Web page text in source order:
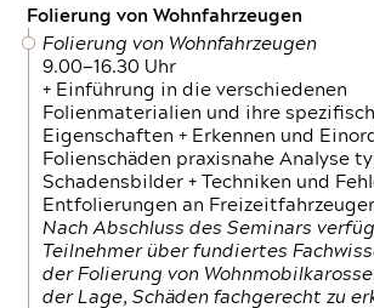
Folierung von Wohnfahrzeugen
Folierung von Wohnfahrzeugen
9.00—16.30 Uhr
+ Einführung in die verschiedenen
Folienmaterialien und ihre
Eigenschaften + Erkennen und
Folienschäden praxisnahe Analyse
Schadensbilder + Techniken und
Entfolierungen an
Nach Abschluss des Seminars
Teilnehmer über fundiertes
der Folierung von
der Lage, Schäden fachgerecht zu